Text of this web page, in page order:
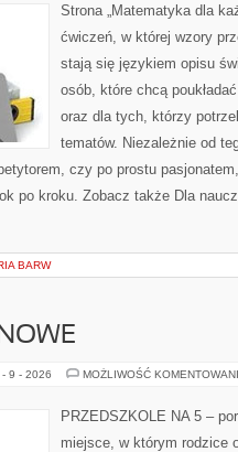
Strona „Matematyka dla
ćwiczeń, w której wzory
stają się językiem opisu
osób, które chcą
oraz dla tych, którzy
tematów. Niezależnie od
czy po prostu
po kroku. Zobacz także Dla
BARW
- 9 - 2026 MOŻLIWOŚĆ
PRZEDSZKOLE NA 5 –
miejsce, w którym rodzice